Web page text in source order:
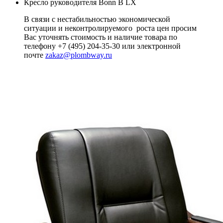
Кресло руководителя Bonn B LX
В связи с нестабильностью экономической
ситуации и неконтролируемого роста цен просим
Вас уточнять стоимость и наличие товара по
телефону +7 (495) 204-35-30 или электронной
почте zakaz@plombway.ru